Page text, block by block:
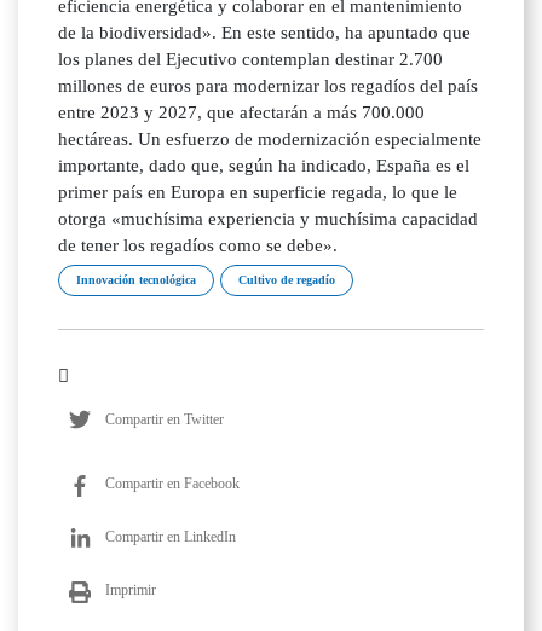
eficiencia energética y colaborar en el mantenimiento
de la biodiversidad». En este sentido, ha apuntado que
los planes del Ejecutivo contemplan destinar 2.700
millones de euros para modernizar los regadíos del país
entre 2023 y 2027, que afectarán a más 700.000
hectáreas. Un esfuerzo de modernización especialmente
importante, dado que, según ha indicado, España es el
primer país en Europa en superficie regada, lo que le
otorga «muchísima experiencia y muchísima capacidad
de tener los regadíos como se debe».
Innovación tecnológica Cultivo de regadío
Compartir en Twitter
Compartir en Facebook
Compartir en LinkedIn
Imprimir